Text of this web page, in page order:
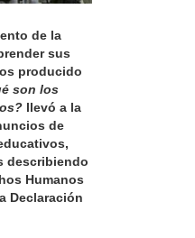
de la
sus
producido
son los
llevó a la
de
describiendo
Humanos
Declaración